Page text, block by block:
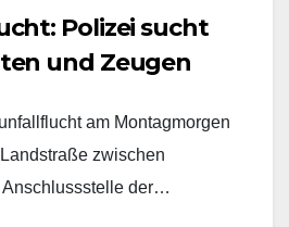
Polizei sucht
und Zeugen
am Montagmorgen
zwischen
Anschlussstelle der…